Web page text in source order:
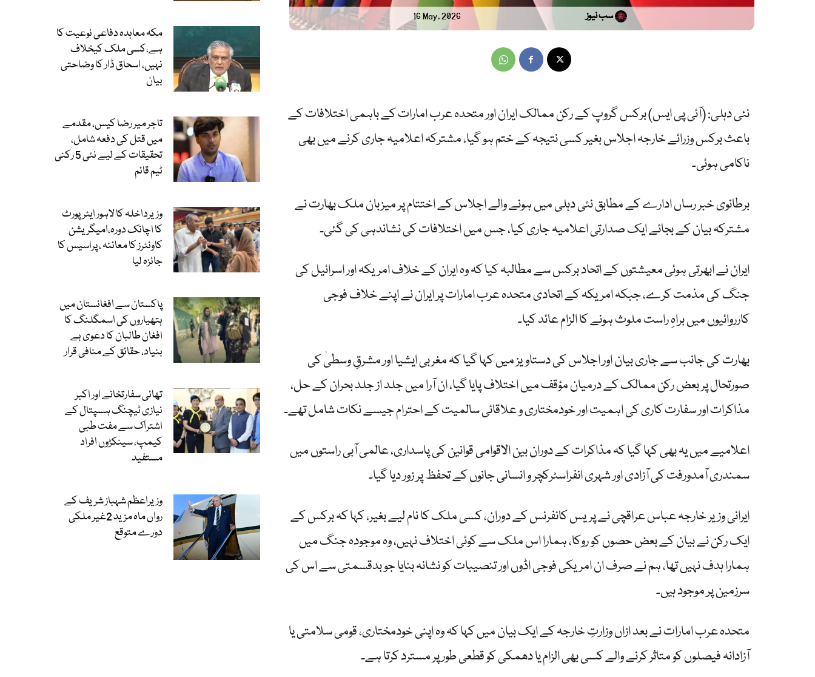
مکہ معاہدہ دفاعی نوعیت کا
ہے،کسی ملک کیخلاف
نہیں، اسحاق ڈار کا وضاحتی
بیان
تاجر میر رضا کیس، مقدمے
میں قتل کی دفعہ شامل،
تحقیقات کے لیے نئی 5 رکنی
ٹیم قائم
وزیرداخلہ کا لاہور ایئرپورٹ
کا اچانک دورہ،امیگریشن
کاونٹرز کا معائنہ ، پراسیس کا
جائزہ لیا
پاکستان سے افغانستان میں
ہتھیاروں کی اسمگلنگ کا
افغان طالبان کا دعوی بے
بنیاد، حقائق کے منافی قرار
تھائی سفارتخانے اور اکبر
نیازی ٹیچنگ ہسپتال کے
اشتراک سے مفت طبی
کیمپ، سینکڑوں افراد
مستفید
وزیراعظم شہباز شریف کے
رواں ماہ مزید 2غیر ملکی
دورے متوقع
16 May, 2026 سب نیوز
نئی دہلی: (آئی پی ایس) برکس گروپ کے رکن ممالک ایران اور متحدہ عرب امارات کے باہمی اختلافات کے
باعث برکس وزرائے خارجہ اجلاس بغیر کسی نتیجہ کے ختم ہو گیا، مشترکہ اعلامیہ جاری کرنے میں بھی
ناکامی ہوئی۔
برطانوی خبر رساں ادارے کے مطابق نئی دہلی میں ہونے والے اجلاس کے اختتام پر میزبان ملک بھارت نے
مشترکہ بیان کے بجائے ایک صدارتی اعلامیہ جاری کیا، جس میں اختلافات کی نشاندہی کی گئی۔
ایران نے ابھرتی ہوئی معیشتوں کے اتحاد برکس سے مطالبہ کیا کہ وہ ایران کے خلاف امریکہ اور اسرائیل کی
جنگ کی مذمت کرے، جبکہ امریکہ کے اتحادی متحدہ عرب امارات پر ایران نے اپنے خلاف فوجی
کارروائیوں میں براہِ راست ملوث ہونے کا الزام عائد کیا۔
بھارت کی جانب سے جاری بیان اور اجلاس کی دستاویز میں کہا گیا کہ مغربی ایشیا اور مشرقِ وسطیٰ کی
صورتحال پر بعض رکن ممالک کے درمیان مؤقف میں اختلاف پایا گیا، ان آرا میں جلد از جلد بحران کے حل،
مذاکرات اور سفارت کاری کی اہمیت اور خودمختاری و علاقائی سالمیت کے احترام جیسے نکات شامل تھے۔
اعلامیے میں یہ بھی کہا گیا کہ مذاکرات کے دوران بین الاقوامی قوانین کی پاسداری، عالمی آبی راستوں میں
سمندری آمدورفت کی آزادی اور شہری انفراسٹرکچر و انسانی جانوں کے تحفظ پر زور دیا گیا۔
ایرانی وزیر خارجہ عباس عراقچی نے پریس کانفرنس کے دوران، کسی ملک کا نام لیے بغیر، کہا کہ برکس کے
ایک رکن نے بیان کے بعض حصوں کو روکا، ہمارا اس ملک سے کوئی اختلاف نہیں، وہ موجودہ جنگ میں
ہمارا ہدف نہیں تھا، ہم نے صرف ان امریکی فوجی اڈوں اور تنصیبات کو نشانہ بنایا جو بدقسمتی سے اس کی
سرزمین پر موجود ہیں۔
متحدہ عرب امارات نے بعد ازاں وزارتِ خارجہ کے ایک بیان میں کہا کہ وہ اپنی خودمختاری، قومی سلامتی یا
آزادانہ فیصلوں کو متاثر کرنے والے کسی بھی الزام یا دھمکی کو قطعی طور پر مسترد کرتا ہے۔